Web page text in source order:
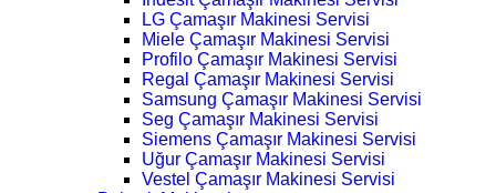
LG Çamaşır Makinesi Servisi
Miele Çamaşır Makinesi Servisi
Profilo Çamaşır Makinesi Servisi
Regal Çamaşır Makinesi Servisi
Samsung Çamaşır Makinesi Servisi
Seg Çamaşır Makinesi Servisi
Siemens Çamaşır Makinesi Servisi
Uğur Çamaşır Makinesi Servisi
Vestel Çamaşır Makinesi Servisi